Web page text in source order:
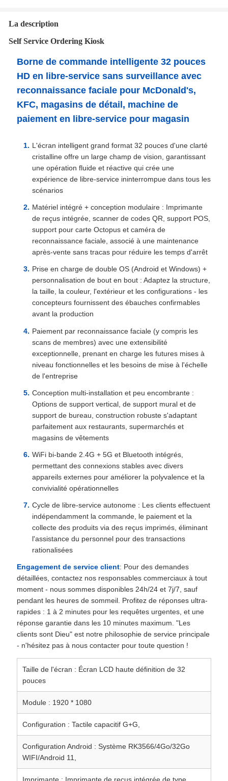
La description
Self Service Ordering Kiosk
Borne de commande intelligente 32 pouces
HD en libre-service sans surveillance avec
reconnaissance faciale pour McDonald's,
KFC, magasins de détail, machine de
paiement en libre-service pour magasin
L'écran intelligent grand format 32 pouces d'une clarté
cristalline offre un large champ de vision, garantissant
une opération fluide et réactive qui crée une
expérience de libre-service ininterrompue dans tous les
scénarios
Matériel intégré + conception modulaire : Imprimante
de reçus intégrée, scanner de codes QR, support POS,
support pour carte Octopus et caméra de
reconnaissance faciale, associé à une maintenance
après-vente sans tracas pour réduire les temps d'arrêt
Prise en charge de double OS (Android et Windows) +
personnalisation de bout en bout : Adaptez la structure,
la taille, la couleur, l'extérieur et les configurations - les
concepteurs fournissent des ébauches confirmables
avant la production
Paiement par reconnaissance faciale (y compris les
scans de membres) avec une extensibilité
exceptionnelle, prenant en charge les futures mises à
niveau fonctionnelles et les besoins de mise à l'échelle
de l'entreprise
Conception multi-installation et peu encombrante :
Options de support vertical, de support mural et de
support de bureau, construction robuste s'adaptant
parfaitement aux restaurants, supermarchés et
magasins de vêtements
WiFi bi-bande 2.4G + 5G et Bluetooth intégrés,
permettant des connexions stables avec divers
appareils externes pour améliorer la polyvalence et la
convivialité opérationnelles
Cycle de libre-service autonome : Les clients effectuent
indépendamment la commande, le paiement et la
collecte des produits via des reçus imprimés, éliminant
l'assistance du personnel pour des transactions
rationalisées
Engagement de service client: Pour des demandes
détaillées, contactez nos responsables commerciaux à tout
moment - nous sommes disponibles 24h/24 et 7j/7, sauf
pendant les heures de sommeil. Profitez de réponses ultra-
rapides : 1 à 2 minutes pour les requêtes urgentes, et une
réponse garantie dans les 10 minutes maximum. "Les
clients sont Dieu" est notre philosophie de service principale
- n'hésitez pas à nous contacter pour toute question !
Taille de l'écran : Écran LCD haute définition de 32
pouces
Module : 1920 * 1080
Configuration : Tactile capacitif G+G,
Configuration Android : Système RK3566/4Go/32Go
WIFI/Android 11,